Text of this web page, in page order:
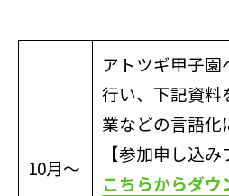
10月〜
アトツギ甲子園
行い、下記資料
業などの言語化
【参加申し込み
こちらからダウ